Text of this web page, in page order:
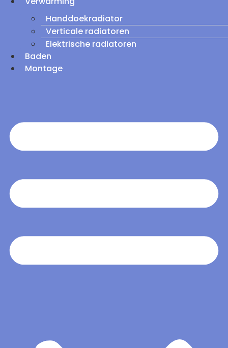
Handdoekradiator
Verticale radiatoren
Elektrische radiatoren
Baden
Montage